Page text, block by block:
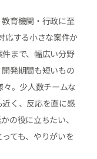
育機関・行政に至
応する小さな案件か
まで、幅広い分野
発期間も短いもの
。少人数チームな
く、反応を直に感
の役に立ちたい、
ても、やりがいを